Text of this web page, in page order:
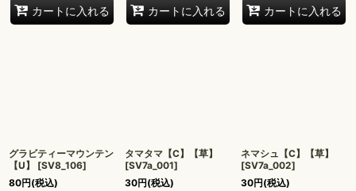
カートに入れる カートに入れる カートに入れる
グラビティーマウンテン
【U】
[SV8_106]
80円(税込)
タマタマ【C】【草】
[SV7a_001]
30円(税込)
ネマシュ【C】【草】
[SV7a_002]
30円(税込)